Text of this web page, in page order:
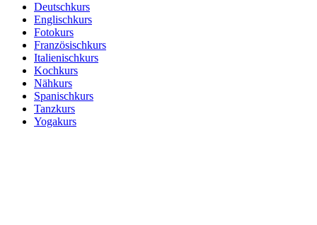
Deutschkurs
Englischkurs
Fotokurs
Französischkurs
Italienischkurs
Kochkurs
Nähkurs
Spanischkurs
Tanzkurs
Yogakurs